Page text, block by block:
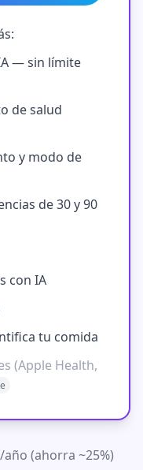
— sin límite
de salud
y modo de
de 30 y 90
con IA
tu comida
(Apple Health,
(ahorra ~25%)